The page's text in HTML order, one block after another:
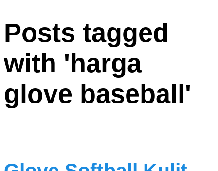
Posts tagged
with 'harga
glove baseball'